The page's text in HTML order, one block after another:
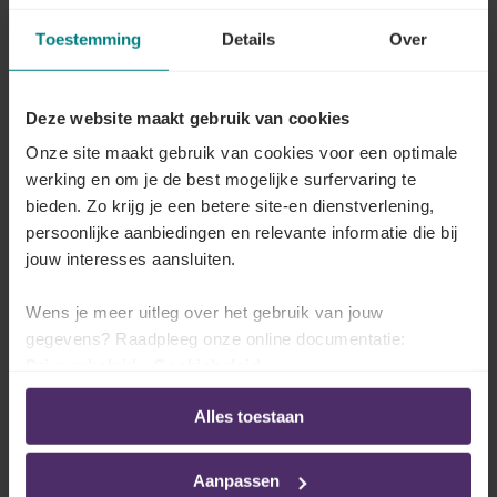
Toestemming Details Over
Deze website maakt gebruik van cookies
Onze site maakt gebruik van cookies voor een optimale
werking en om je de best mogelijke surfervaring te
bieden. Zo krijg je een betere site-en dienstverlening,
persoonlijke aanbiedingen en relevante informatie die bij
jouw interesses aansluiten.
Wens je meer uitleg over het gebruik van jouw
gegevens? Raadpleeg onze online documentatie:
Alles toestaan
Aanpassen
uit.
Voor elke vrijstelling van doorstorting van
bedrijfsvoorheffing gelden specifiekevoorwaarden
Voordat je een belastingvrijstelling toepast, moet je
controleren - en doe dit bij voorkeur ook voor
of je bedrijf:
voldoet aan detoepassingsvoorwaardenvan de
vrijstelling in kwestie,
beschikt overde nodige bewijsstukken.